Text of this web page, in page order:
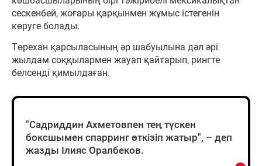
сескенбей, жоғары қарқынмен жұмыс істегенін
көруге болады.
Төрехан қарсыласының әр шабуылына дәл әрі
жылдам соққылармен жауап қайтарып, рингте
белсенді қимылдаған.
"Садриддин Ахметовпен тең түскен
боксшымен спарринг өткізіп жатыр", – деп
жазды Ілияс Оралбеков.